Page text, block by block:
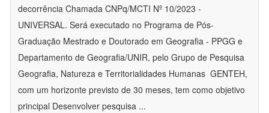
decorrência Chamada CNPq/MCTI Nº 10/2023 -
UNIVERSAL. Será executado no Programa de Pós-
Graduação Mestrado e Doutorado em Geografia - PPGG e
Departamento de Geografia/UNIR, pelo Grupo de Pesquisa
Geografia, Natureza e Territorialidades Humanas  GENTEH,
com um horizonte previsto de 30 meses, tem como objetivo
principal Desenvolver pesquisa ...